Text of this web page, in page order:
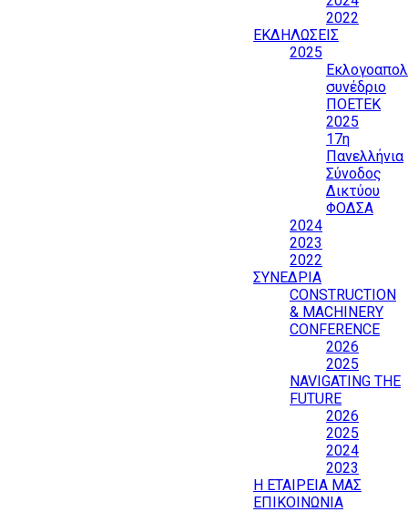
2022
ΕΚΔΗΛΩΣΕΙΣ
2025
συνέδριο
ΠΟΕΤΕΚ
2025
17η
Πανελλήνια
Σύνοδος
Δικτύου
ΦΟΔΣΑ
2024
2023
2022
ΣΥΝΕΔΡΙΑ
CONSTRUCTION
& MACHINERY
CONFERENCE
2026
2025
NAVIGATING THE
FUTURE
2026
2025
2024
2023
Η ΕΤΑΙΡΕΙΑ ΜΑΣ
ΕΠΙΚΟΙΝΩΝΙΑ